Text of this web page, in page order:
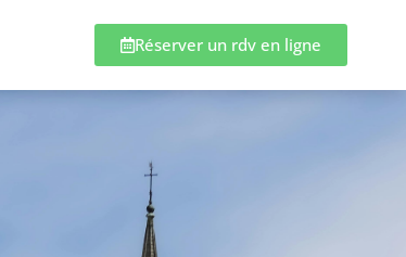
Réserver un rdv en ligne